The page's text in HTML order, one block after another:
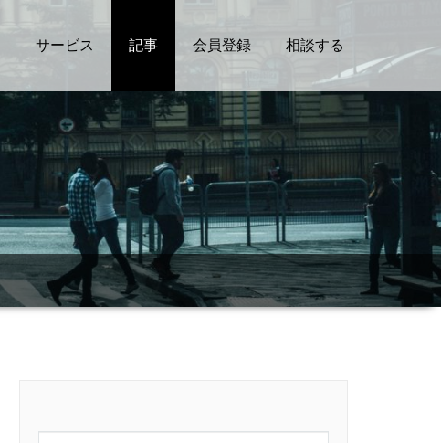
サービス 記事 会員登録 相談する